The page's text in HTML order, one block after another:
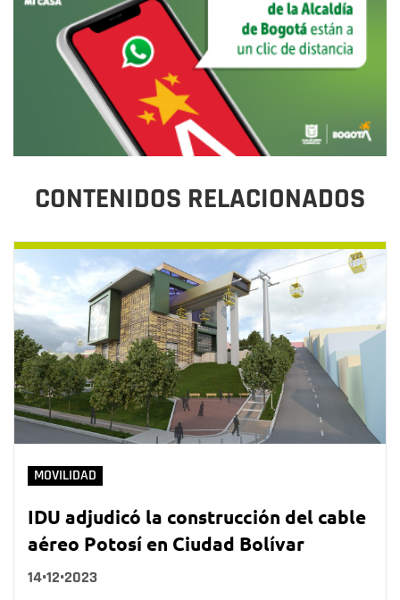
CONTENIDOS RELACIONADOS
MOVILIDAD
IDU adjudicó la construcción del cable
aéreo Potosí en Ciudad Bolívar
14•12•2023